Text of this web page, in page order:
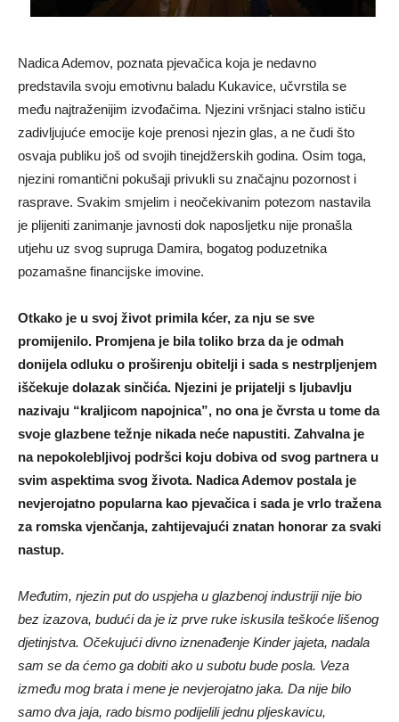
Nadica Ademov, poznata pjevačica koja je nedavno
predstavila svoju emotivnu baladu Kukavice, učvrstila se
među najtraženijim izvođačima. Njezini vršnjaci stalno ističu
zadivljujuće emocije koje prenosi njezin glas, a ne čudi što
osvaja publiku još od svojih tinejdžerskih godina. Osim toga,
njezini romantični pokušaji privukli su značajnu pozornost i
rasprave. Svakim smjelim i neočekivanim potezom nastavila
je plijeniti zanimanje javnosti dok naposljetku nije pronašla
utjehu uz svog supruga Damira, bogatog poduzetnika
pozamašne financijske imovine.
Otkako je u svoj život primila kćer, za nju se sve
promijenilo. Promjena je bila toliko brza da je odmah
donijela odluku o proširenju obitelji i sada s nestrpljenjem
iščekuje dolazak sinčića. Njezini je prijatelji s ljubavlju
nazivaju “kraljicom napojnica”, no ona je čvrsta u tome da
svoje glazbene težnje nikada neće napustiti. Zahvalna je
na nepokolebljivoj podršci koju dobiva od svog partnera u
svim aspektima svog života. Nadica Ademov postala je
nevjerojatno popularna kao pjevačica i sada je vrlo tražena
za romska vjenčanja, zahtijevajući znatan honorar za svaki
nastup.
Međutim, njezin put do uspjeha u glazbenoj industriji nije bio
bez izazova, budući da je iz prve ruke iskusila teškoće lišenog
djetinjstva. Očekujući divno iznenađenje Kinder jajeta, nadala
sam se da ćemo ga dobiti ako u subotu bude posla. Veza
između mog brata i mene je nevjerojatno jaka. Da nije bilo
samo dva jaja, rado bismo podijelili jednu pljeskavicu,